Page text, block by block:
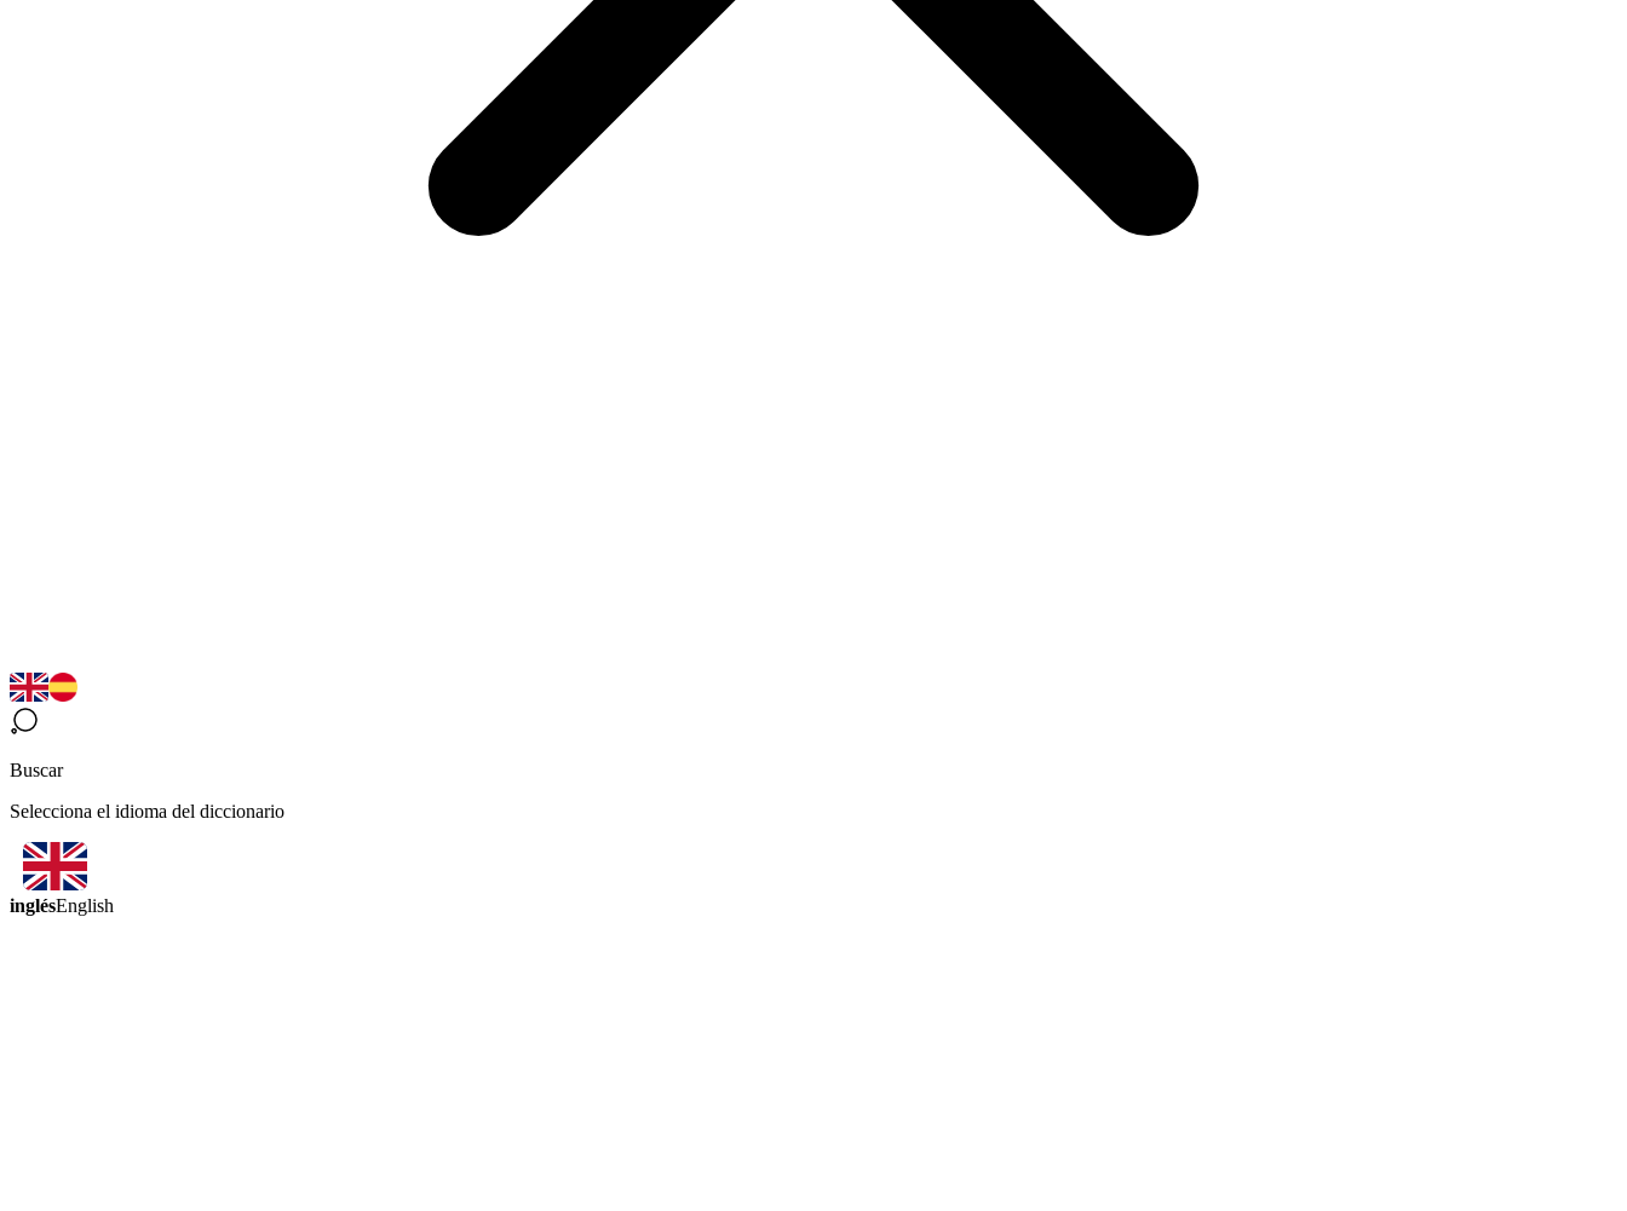
Buscar
Selecciona el idioma del diccionario
inglésEnglish